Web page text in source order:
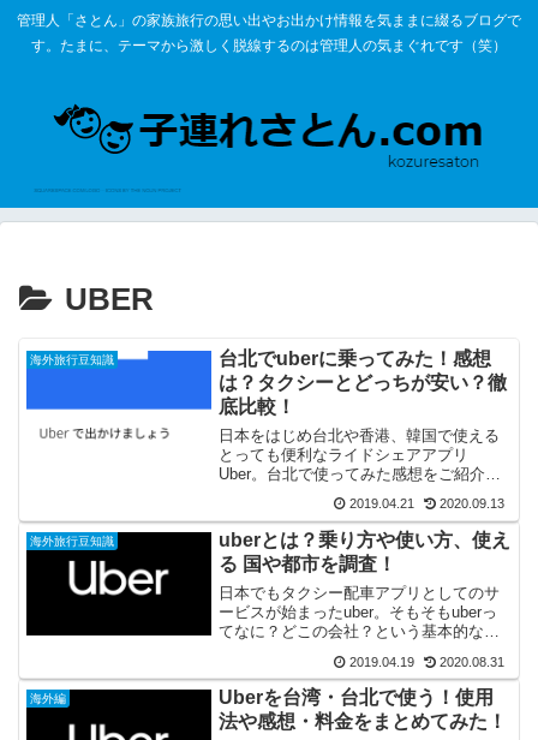
管理人「さとん」の家族旅行の思い出やお出かけ情報を気ままに綴るブログで
す。たまに、テーマから激しく脱線するのは管理人の気まぐれです（笑）
UBER
海外旅行豆知識
台北でuberに乗ってみた！感想
は？タクシーとどっちが安い？徹
底比較！
日本をはじめ台北や香港、韓国で使える
とっても便利なライドシェアアプリ
Uber。台北で使ってみた感想をご紹介し
ます。実際、タクシーと比較してどちら
がオススメなのか？お値段やサービスは
どうなのか？を、管理人が乗ってみて比
較してみました。
2019.04.21 2020.09.13
海外旅行豆知識
uberとは？乗り方や使い方、使え
る 国や都市を調査！
日本でもタクシー配車アプリとしてのサ
ービスが始まったuber。そもそもuberっ
てなに？どこの会社？という基本的な疑
た。さらに日本以外に使える 国も紹介し
ます！
2019.04.19 2020.08.31
海外編
Uberを台湾・台北で使う！使用
法や感想・料金をまとめてみた！